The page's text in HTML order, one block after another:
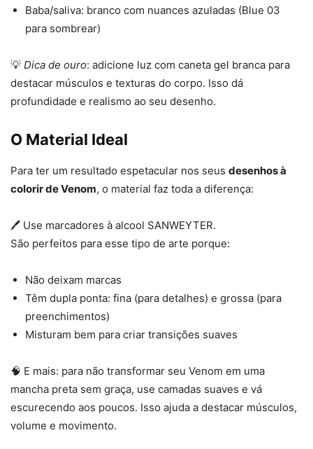
Baba/saliva: branco com nuances azuladas (Blue 03
para sombrear)
💡 Dica de ouro: adicione luz com caneta gel branca para
destacar músculos e texturas do corpo. Isso dá
profundidade e realismo ao seu desenho.
O Material Ideal
Para ter um resultado espetacular nos seus desenhos à
colorir de Venom, o material faz toda a diferença:
🖊️ Use marcadores à alcool SANWEYTER.
São perfeitos para esse tipo de arte porque:
Não deixam marcas
Têm dupla ponta: fina (para detalhes) e grossa (para
preenchimentos)
Misturam bem para criar transições suaves
🧠 E mais: para não transformar seu Venom em uma
mancha preta sem graça, use camadas suaves e vá
escurecendo aos poucos. Isso ajuda a destacar músculos,
volume e movimento.